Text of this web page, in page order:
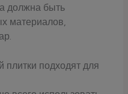
должна быть
материалов,
плитки подходят для